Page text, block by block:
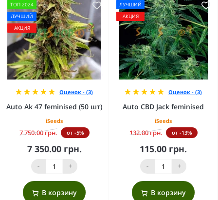
ТОП 2024
ЛУЧШИЙ
АКЦИЯ
Оценок - (3)
Auto Ak 47 feminised (50 шт)
iSeeds
7 750.00 грн. от -5%
7 350.00 грн.
- +
В корзину
ЛУЧШИЙ
АКЦИЯ
Оценок - (3)
Auto CBD Jack feminised
iSeeds
132.00 грн. от -13%
115.00 грн.
- +
В корзину